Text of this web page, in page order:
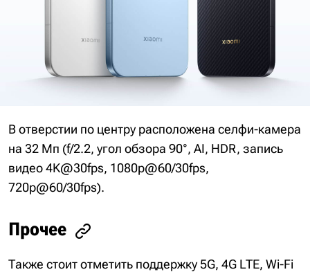
В отверстии по центру расположена селфи-камера
на 32 Мп (f/2.2, угол обзора 90°, AI, HDR, запись
видео 4K@30fps, 1080p@60/30fps,
720p@60/30fps).
Прочее
Также стоит отметить поддержку 5G, 4G LTE, Wi-Fi